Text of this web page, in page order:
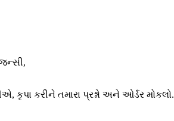
કરીને તમારા પ્રશ્નો અને ઓર્ડર મોકલો.